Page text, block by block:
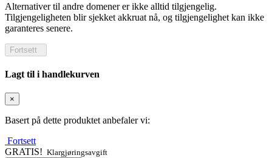
Alternativer til andre domener er ikke alltid tilgjengelig.
Tilgjengeligheten blir sjekket akkruat nå, og tilgjengelighet kan ikke
garanteres senere.
Lagt til i handlekurven
×
Basert på dette produktet anbefaler vi:
Fortsett
GRATIS! Klargjøringsavgift